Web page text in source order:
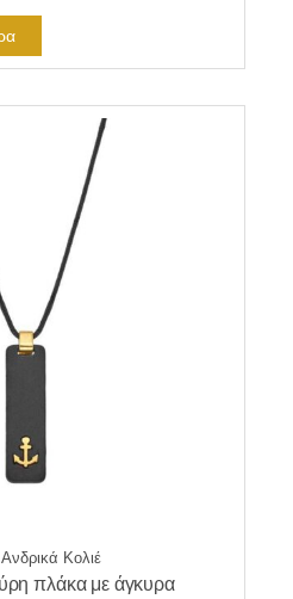
Κολιέ
πλάκα με άγκυρα